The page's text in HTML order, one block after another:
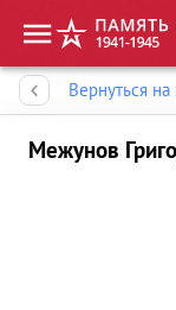
Вернуться
Межунов
Память народа